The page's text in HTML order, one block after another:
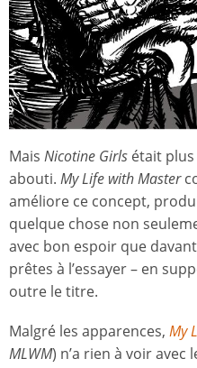
Mais Nicotine Girls était plus
abouti. My Life with Master
améliore ce concept,
quelque chose non
avec bon espoir que
prêtes à l’essayer – en
outre le titre.
Malgré les apparences, My
MLWM) n’a rien à voir avec